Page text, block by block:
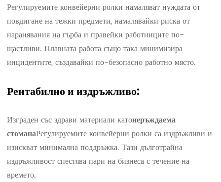
Регулируемите конвейерни ролки намаляват нуждата от
повдигане на тежки предмети, намалявайки риска от
наранявания на гърба и правейки работниците по-
щастливи. Плавната работа също така минимизира
инцидентите, създавайки по-безопасно работно място.
Рентабилно и издръжливо:
Изграден със здрави материали катонеръждаема
стоманаРегулируемите конвейерни ролки са издръжливи и
изискват минимална поддръжка. Тази дълготрайна
издръжливост спестява пари на бизнеса с течение на
времето.